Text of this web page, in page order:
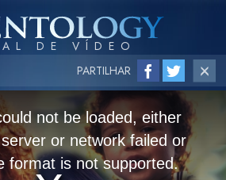
PARTILHAR
not be loaded, either
or network failed or
format is not supported.